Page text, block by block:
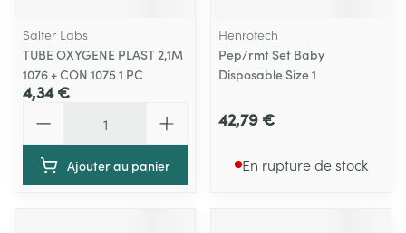
Salter Labs
TUBE OXYGENE PLAST 2,1M
1076 + CON 1075 1 PC
4,34 €
Ajouter au panier
Henrotech
Pep/rmt Set Baby
Disposable Size 1
42,79 €
En rupture de stock